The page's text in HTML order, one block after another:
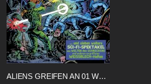
ALIENS GREIFEN AN 01 WEISSBLECH SB02